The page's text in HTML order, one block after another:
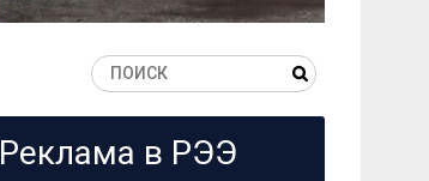
Реклама в РЭЭ